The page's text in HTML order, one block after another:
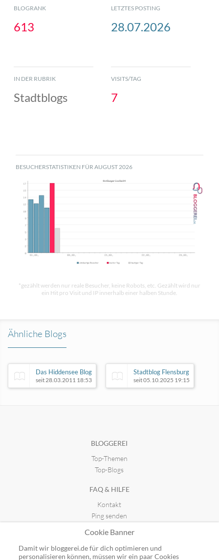
BLOGRANK
613
LETZTES POSTING
28.07.2026
IN DER RUBRIK
Stadtblogs
VISITS/TAG
7
BESUCHERSTATISTIKEN FÜR AUGUST 2026
*gezählt werden nur reale Besucher, keine Robots, etc. Gezählt wird nur
ein Hit pro Visit und IP innerhalb einer halben Stunde.
Ähnliche Blogs
Das Hiddensee Blog
seit 28.03.2011 18:53
Stadtblog Flensburg
seit 05.10.2025 19:15
BLOGGEREI
Top-Themen
Top-Blogs
FAQ & HILFE
Kontakt
Ping senden
GUTSCHEINE
Cookie Banner
Damit wir bloggerei.de für dich optimieren und
personalisieren können, müssen wir ein paar Cookies